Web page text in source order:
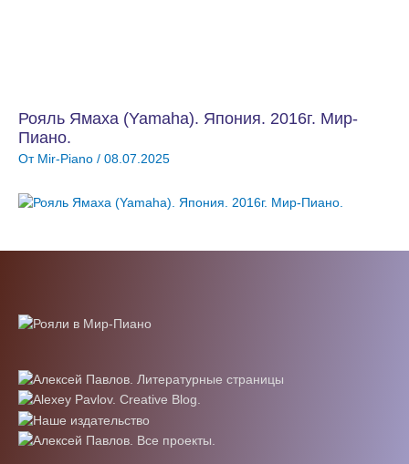
Рояль Ямаха (Yamaha). Япония. 2016г. Мир-
Пиано.
От Mir-Piano / 08.07.2025